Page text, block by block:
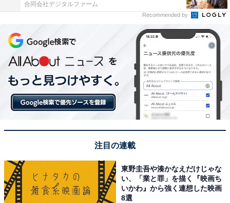
合同会社デジタルファーム
Recommended by
注目の連載
東野圭吾や湊かなえだけじゃな
い、「業と罪」を描く『映画ち
いかわ』から強く連想した映画
8選